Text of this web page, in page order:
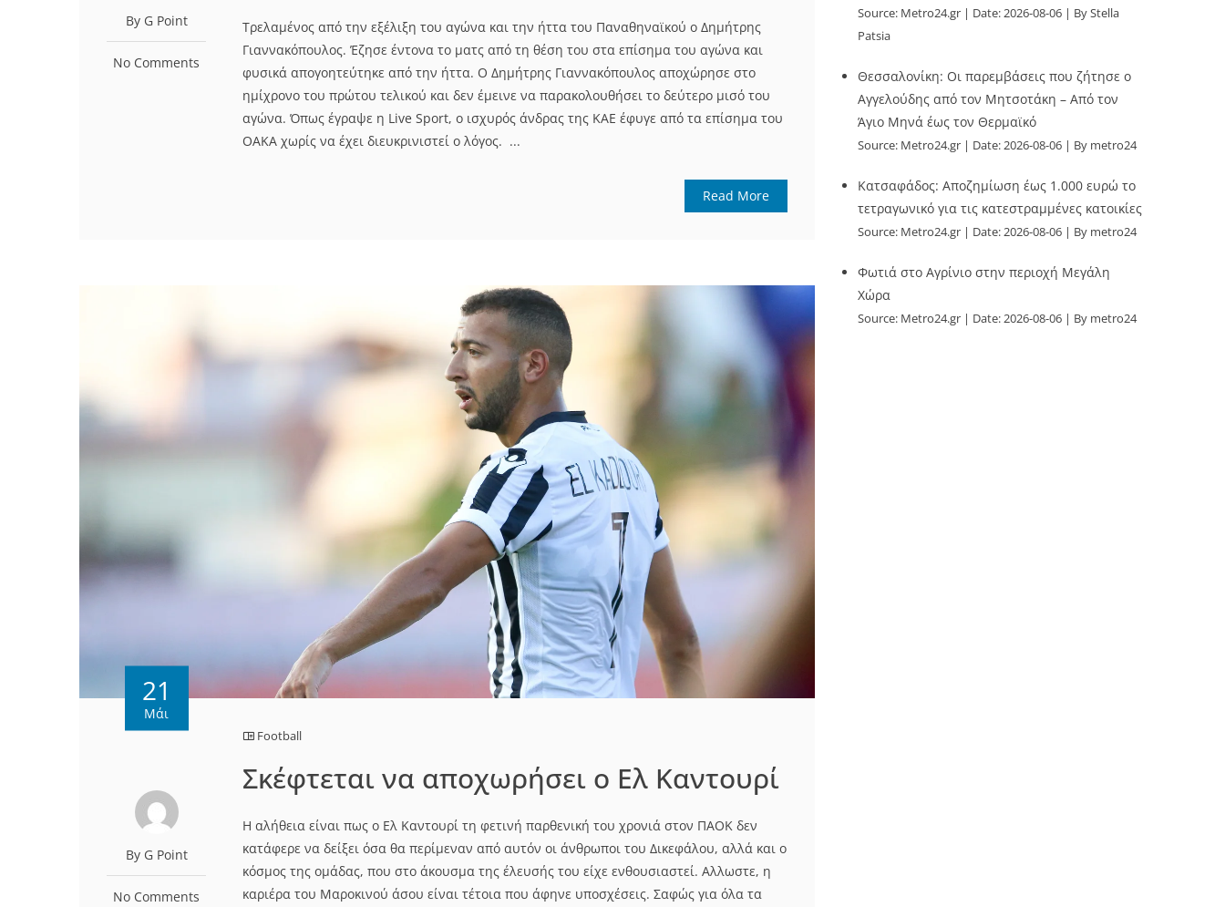
By G Point
No Comments
Τρελαμένος από την εξέλιξη του αγώνα και την ήττα του Παναθηναϊκού ο Δημήτρης
Γιαννακόπουλος. Έζησε έντονα το ματς από τη θέση του στα επίσημα του αγώνα και
φυσικά απογοητεύτηκε από την ήττα. Ο Δημήτρης Γιαννακόπουλος αποχώρησε στο
ημίχρονο του πρώτου τελικού και δεν έμεινε να παρακολουθήσει το δεύτερο μισό του
αγώνα. Όπως έγραψε η Live Sport, ο ισχυρός άνδρας της ΚΑΕ έφυγε από τα επίσημα του
ΟΑΚΑ χωρίς να έχει διευκρινιστεί ο λόγος. ...
Read More
21
Μάι
By G Point
No Comments
Football
Σκέφτεται να αποχωρήσει ο Ελ Καντουρί
Η αλήθεια είναι πως ο Ελ Καντουρί τη φετινή παρθενική του χρονιά στον ΠΑΟΚ δεν
κατάφερε να δείξει όσα θα περίμεναν από αυτόν οι άνθρωποι του Δικεφάλου, αλλά και ο
κόσμος της ομάδας, που στο άκουσμα της έλευσής του είχε ενθουσιαστεί. Αλλωστε, η
καριέρα του Μαροκινού άσου είναι τέτοια που άφηνε υποσχέσεις. Σαφώς για όλα τα
Source: Metro24.gr Date: 2026-08-06
By Stella
Patsia
Θεσσαλονίκη: Οι παρεμβάσεις που ζήτησε ο
Αγγελούδης από τον Μητσοτάκη – Από τον
Άγιο Μηνά έως τον Θερμαϊκό
Source: Metro24.gr Date: 2026-08-06 By metro24
Κατσαφάδος: Αποζημίωση έως 1.000 ευρώ το
τετραγωνικό για τις κατεστραμμένες κατοικίες
Source: Metro24.gr Date: 2026-08-06 By metro24
Φωτιά στο Αγρίνιο στην περιοχή Μεγάλη
Χώρα
Source: Metro24.gr Date: 2026-08-06 By metro24